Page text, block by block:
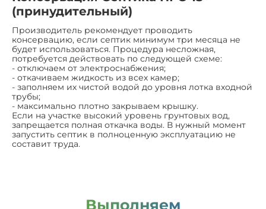
(принудительный)
Производитель рекомендует проводить
консервацию, если септик минимум три месяца не
будет использоваться. Процедура несложная,
потребуется действовать по следующей схеме:
- отключаем от электроснабжения;
- откачиваем жидкость из всех камер;
- заполняем их чистой водой до уровня лотка входной
трубы;
- максимально плотно закрываем крышку.
Если на участке высокий уровень грунтовых вод,
запрещается полная откачка воды. В нужный момент
запустить септик в полноценную эксплуатацию не
составит труда.
Выполняем